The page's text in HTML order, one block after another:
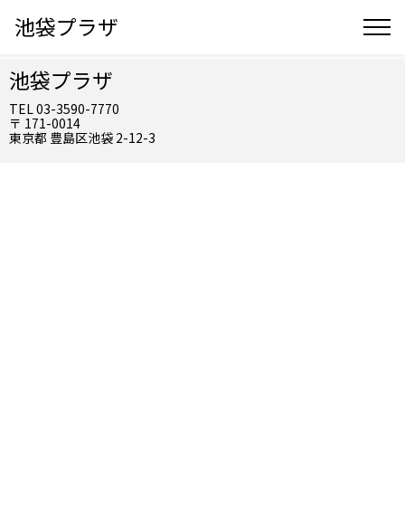
池袋プラザ
池袋プラザ
TEL 03-3590-7770
〒 171-0014
東京都 豊島区池袋 2-12-3